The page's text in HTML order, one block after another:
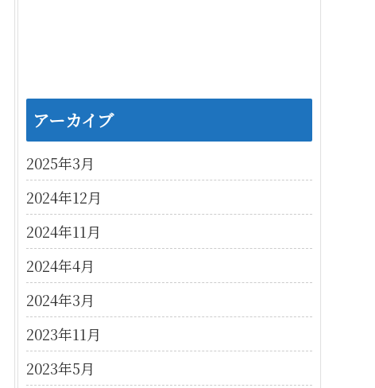
アーカイブ
2025年3月
2024年12月
2024年11月
2024年4月
2024年3月
2023年11月
2023年5月